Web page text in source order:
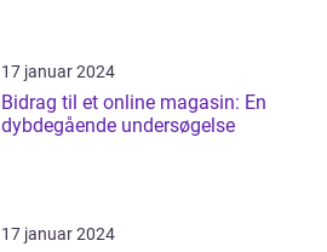
17 januar 2024
Bidrag til et online magasin: En
dybdegående undersøgelse
17 januar 2024